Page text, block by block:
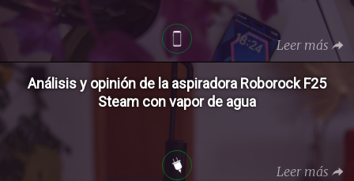
Leer más
Análisis y opinión de la aspiradora Roborock F25
Steam con vapor de agua
Leer más